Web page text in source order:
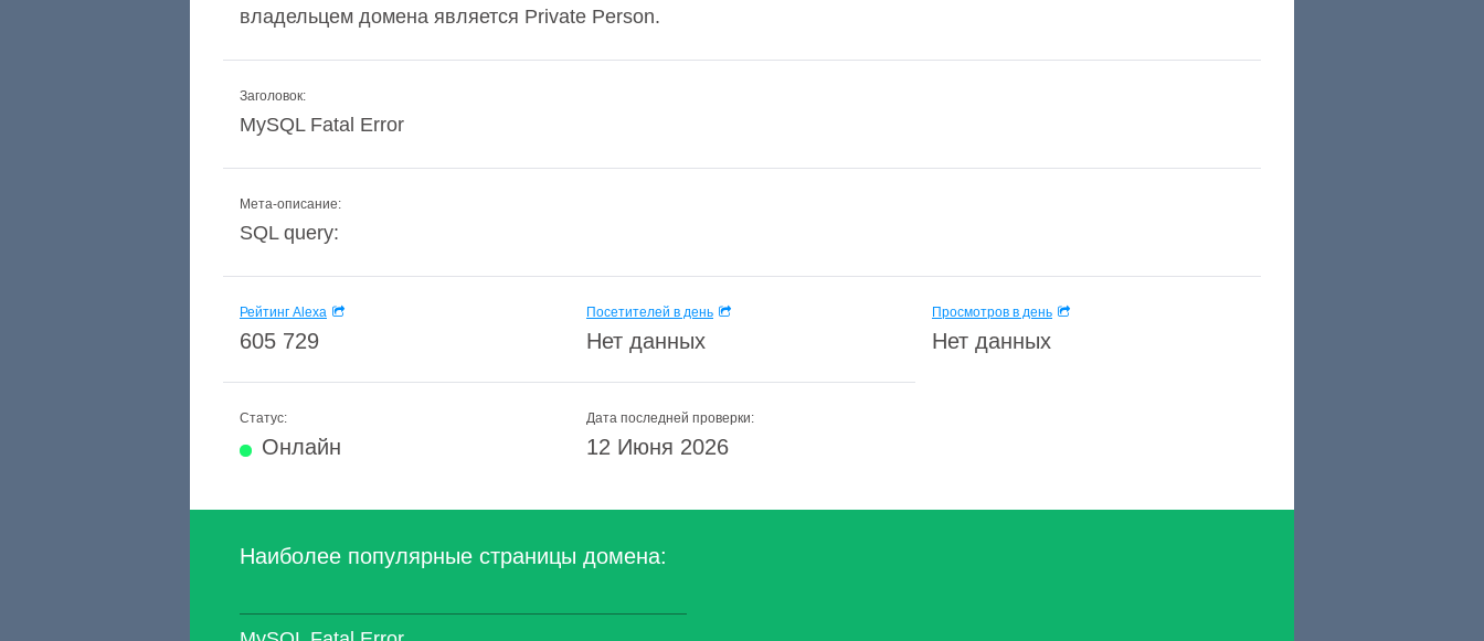
владельцем домена является Private Person.
Заголовок:
MySQL Fatal Error
Мета-описание:
SQL query:
Рейтинг Alexa
605 729
Посетителей в день
Нет данных
Просмотров в день
Нет данных
Статус:
Онлайн
Дата последней проверки:
12 Июня 2026
Наиболее популярные страницы домена: